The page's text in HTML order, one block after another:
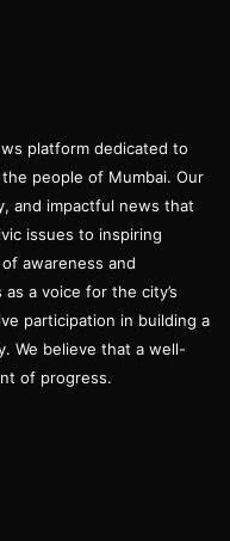
platform dedicated to
people of Mumbai. Our
and impactful news that
issues to inspiring
awareness and
as a voice for the city’s
participation in building a
We believe that a well-
of progress.